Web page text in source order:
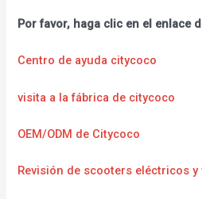
Por favor, haga clic en el enlace
Centro de ayuda citycoco
visita a la fábrica de citycoco
OEM/ODM de Citycoco
Revisión de scooters eléctricos